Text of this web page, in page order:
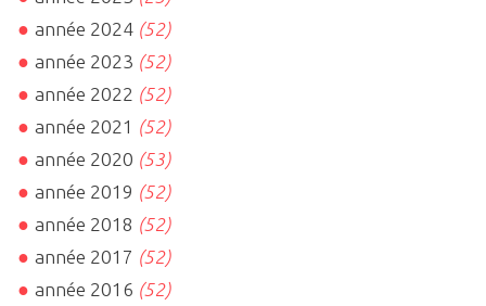
année 2024 (52)
année 2023 (52)
année 2022 (52)
année 2021 (52)
année 2020 (53)
année 2019 (52)
année 2018 (52)
année 2017 (52)
année 2016 (52)